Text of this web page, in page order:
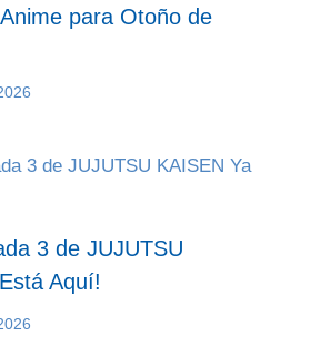
para Otoño de
3 de JUJUTSU
Aquí!